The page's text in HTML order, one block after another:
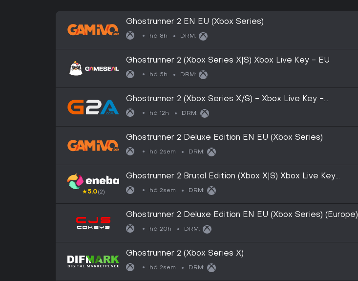
Ghostrunner 2 EN EU (Xbox Series)
há 8h DRM:
Ghostrunner 2 (Xbox Series X|S) Xbox Live Key - EU
há 5h DRM:
Ghostrunner 2 (Xbox Series X/S) - Xbox Live Key -
EUROPE
há 12h DRM:
Ghostrunner 2 Deluxe Edition EN EU (Xbox Series)
há 2sem DRM:
★5.0(2)
Ghostrunner 2 Brutal Edition (Xbox X|S) Xbox Live Key
EUROPE
há 2sem DRM:
Ghostrunner 2 Deluxe Edition EN EU (Xbox Series) (Europe)
há 20h DRM:
Ghostrunner 2 (Xbox Series X)
há 2sem DRM: